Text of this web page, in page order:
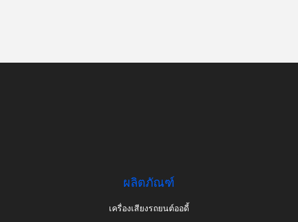
ผลิตภัณฑ์
เครื่องเสียงรถยนต์ออดี้